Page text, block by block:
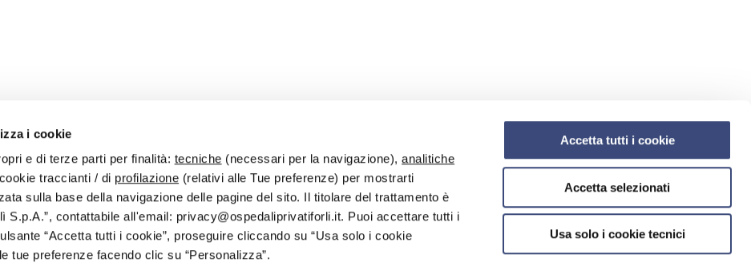
i cookie
e di terze parti per finalità: tecniche (necessari per la navigazione),analitiche
traccianti / di profilazione (relativi alle Tue preferenze) per mostrarti
sulla base della navigazione delle pagine del sito. Il titolare del trattamento è
S.p.A.”, contattabile all'email: privacy@ospedaliprivatiforli.it. Puoi accettare tutti i
“Accetta tutti i cookie”, proseguire cliccando su “Usa solo i cookie
tue preferenze facendo clic su “Personalizza”.
Accetta tutti i cookie
Accetta selezionati
Usa solo i cookie tecnici
- Emailinfo@ospedaliprivatiforli.it- PECospedaliprivatiforli@pec.it